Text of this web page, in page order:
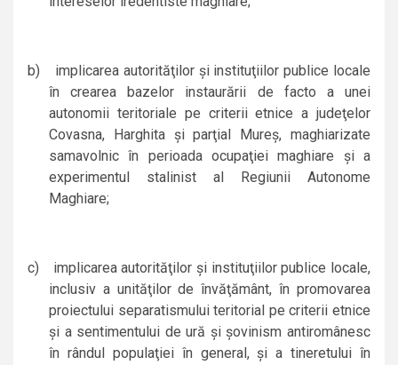
b)
implicarea autorităţilor şi instituţiilor publice locale
în crearea bazelor instaurării de facto a unei
autonomii teritoriale pe criterii etnice a judeţelor
Covasna, Harghita şi parţial Mureş, maghiarizate
samavolnic în perioada ocupaţiei maghiare şi a
experimentul stalinist al Regiunii Autonome
Maghiare;
c)
implicarea autorităţilor şi instituţiilor publice locale,
inclusiv a unităţilor de învăţământ, în promovarea
proiectului separatismului teritorial pe criterii etnice
şi a sentimentului de ură şi şovinism antiromânesc
în rândul populaţiei în general, şi a tineretului în